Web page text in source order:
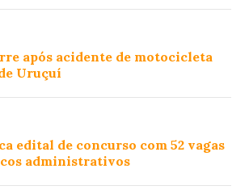
após acidente de motocicleta
Uruçuí
edital de concurso com 52 vagas
administrativos